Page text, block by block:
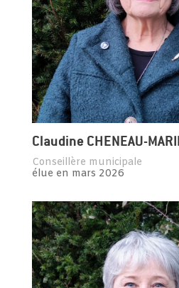
Claudine CHENEAU-
Conseillère municipale
élue en mars 2026